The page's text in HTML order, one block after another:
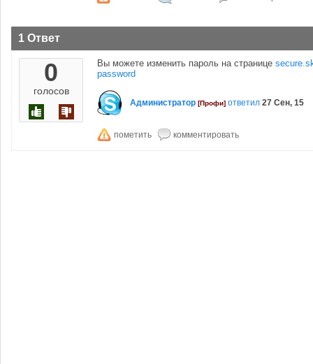
1 Ответ
0
голосов
Вы можете изменить пароль на странице
password
Администратор [Профи] ответил 27 Сен, 15